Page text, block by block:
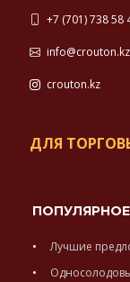
+7 (701) 738 58
info@crouton.kz
crouton.kz
ДЛЯ
ПОПУЛЯРНОЕ
Лучшие